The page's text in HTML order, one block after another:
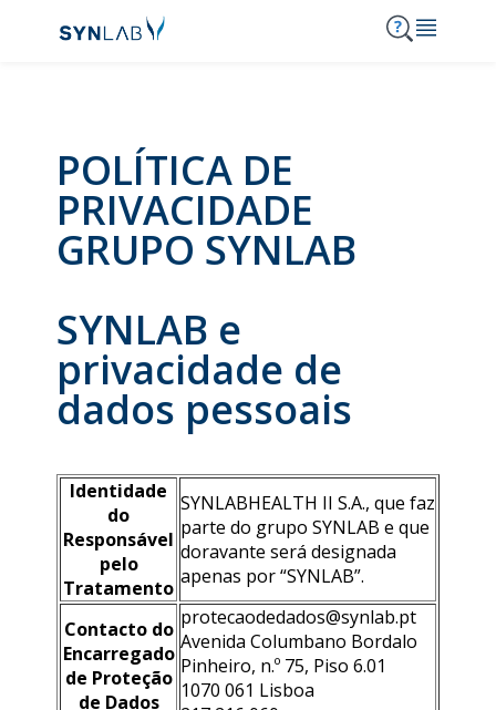
Synlab
Análises
Serviços
Consulta de resultados
Notícias e Destaques
Acordos
Onde Estamos
Carreiras
210 303 210
Contactos
POLÍTICA DE
PRIVACIDADE
GRUPO SYNLAB
SYNLAB e
privacidade de
dados pessoais
Identidade
do
Responsável
pelo
Tratamento
SYNLABHEALTH II S.A., que faz
parte do grupo SYNLAB e que
doravante será designada
apenas por “SYNLAB”.
Contacto do
Encarregado
de Proteção
de Dados
protecaodedados@synlab.pt
Avenida Columbano Bordalo
Pinheiro, n.º 75, Piso 6.01
1070 061 Lisboa